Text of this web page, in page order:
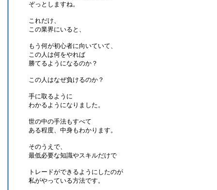
ぞっとしますね。
これだけ、
この業界にいると、
もう何が初心者に向いていて、
この人は何をやれば
勝てるようになるのか？
この人はなぜ負けるのか？
手に取るように
わかるようになりました。
世の中の手法もすべて
ある程度、中身もわかります。
そのうえで、
最低必要な知識やスキルだけで
トレードができるようにしたのが
私がやっている方法です。